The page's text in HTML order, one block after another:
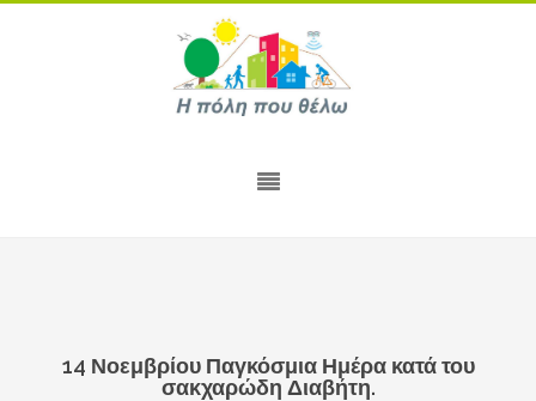
14 Νοεμβρίου Παγκόσμια Ημέρα κατά του
σακχαρώδη Διαβήτη.